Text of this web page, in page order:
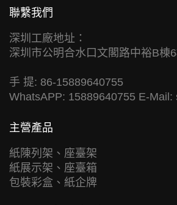
聯繫我們
深圳工廠地址：
深圳市公明合水口文閣路中裕B棟
手 提: 86-15889640755
WhatsAPP: 15889640755 E-Mail:
主營產品
紙陳列架、座臺架
紙展示架、座臺箱
包裝彩盒、紙企牌